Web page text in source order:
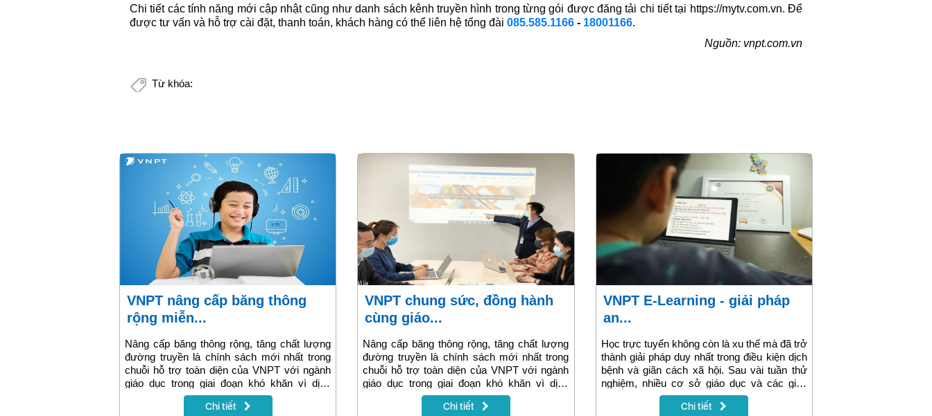
Chi tiết các tính năng mới cập nhật cũng như danh sách kênh truyền hình trong từng gói được đăng tải chi tiết tại https://mytv.com.vn. Để
được tư vấn và hỗ trợ cài đặt, thanh toán, khách hàng có thể liên hệ tổng đài 085.585.1166 - 18001166.
Nguồn: vnpt.com.vn
Từ khóa:
VNPT nâng cấp băng thông
rộng miễn...
Nâng cấp băng thông rộng, tăng chất lượng
đường truyền là chính sách mới nhất trong
chuỗi hỗ trợ toàn diện của VNPT với ngành
giáo dục trong giai đoạn khó khăn vì dịch
Chi tiết
VNPT chung sức, đồng hành
cùng giáo...
Nâng cấp băng thông rộng, tăng chất lượng
đường truyền là chính sách mới nhất trong
chuỗi hỗ trợ toàn diện của VNPT với ngành
giáo dục trong giai đoạn khó khăn vì dịch
Chi tiết
VNPT E-Learning - giải pháp
an...
Học trực tuyến không còn là xu thế mà đã trở
thành giải pháp duy nhất trong điều kiện dịch
bệnh và giãn cách xã hội. Sau vài tuần thử
nghiệm, nhiều cơ sở giáo dục và các giáo
viên đã có đủ thực tế để đánh giá hiệu quả và
sự tiện lợi của các phần mềm học trực
Chi tiết